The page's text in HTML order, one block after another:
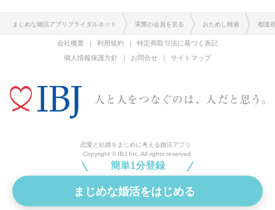
簡単1分登録
まじめな婚活をはじめる
まじめな婚活アプリブライダルネット 実際の会員を見る おためし検索 都道
会社概要 利用規約
特定商取引法に基づく表記
個人情報保護方針
お問合せ サイトマップ
恋愛と結婚をまじめに考える婚活アプリ
Copyright © IBJ Inc. All rights reserved.